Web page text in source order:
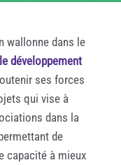
wallonne dans le
développement
ses forces
qui vise à
dans la
de
capacité à mieux